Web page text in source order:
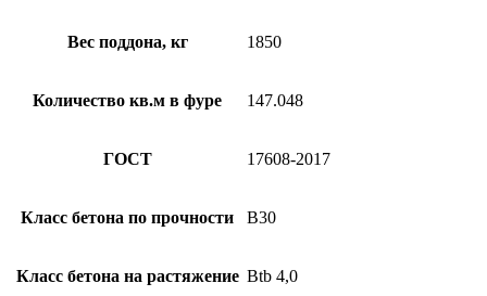
Вес поддона, кг 1850
Количество кв.м в фуре 147.048
ГОСТ 17608-2017
Класс бетона по прочности B30
Класс бетона на растяжение Btb 4,0